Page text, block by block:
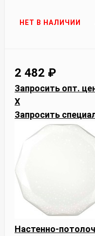
НЕТ В НАЛИЧИИ
2 482 ₽
Запросить опт.
X
Запросить
Настенно-